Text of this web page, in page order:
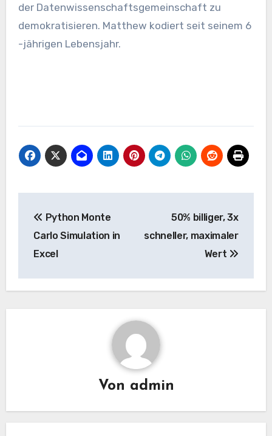
der Datenwissenschaftsgemeinschaft zu
demokratisieren. Matthew kodiert seit seinem 6
-jährigen Lebensjahr.
Navigation
Python Monte
Carlo Simulation in
Excel
50% billiger, 3x
schneller, maximaler
Wert
Von admin